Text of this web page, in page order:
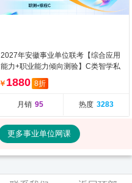
2027年安徽事业单位联考【综合应用
能力+职业能力倾向测验】C类智学私
教畅学营（含图书）
￥ 1880 8折
月销 95 热度 3283
更多事业单位网课